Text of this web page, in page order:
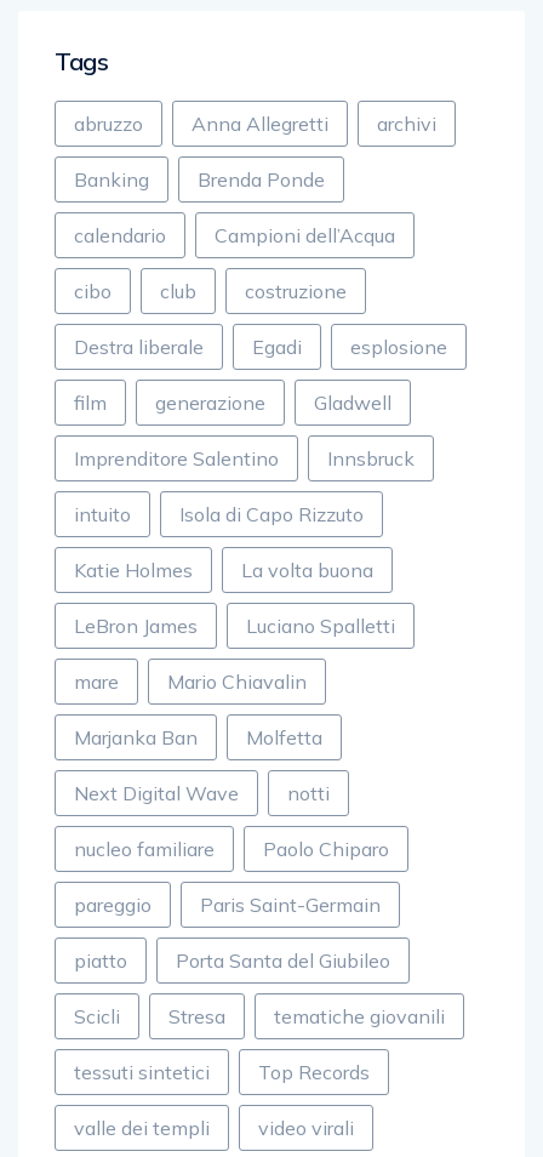
Tags
abruzzo Anna Allegretti archivi
Banking Brenda Ponde
calendario Campioni dell’Acqua
cibo club costruzione
Destra liberale Egadi esplosione
film generazione Gladwell
Imprenditore Salentino Innsbruck
intuito Isola di Capo Rizzuto
Katie Holmes La volta buona
LeBron James Luciano Spalletti
mare Mario Chiavalin
Marjanka Ban Molfetta
Next Digital Wave notti
nucleo familiare Paolo Chiparo
pareggio Paris Saint-Germain
piatto Porta Santa del Giubileo
Scicli Stresa tematiche giovanili
tessuti sintetici Top Records
valle dei templi video virali